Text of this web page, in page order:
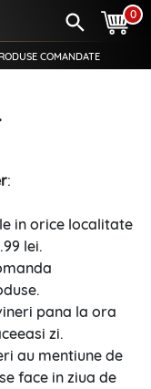
0
COMANDATE
:
in orice localitate
lei.
pana la ora
zi.
au mentiune de
face in ziua de